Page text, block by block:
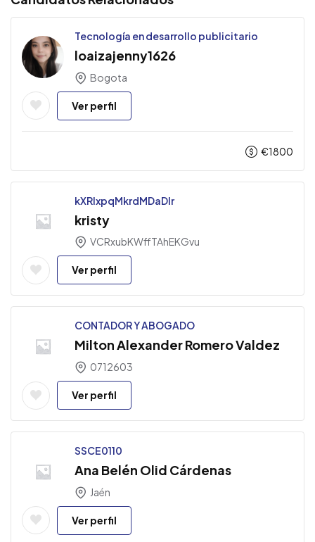
Tecnología en desarrollo publicitario
loaizajenny1626
Bogota
Ver perfil
€1800
kXRlxpqMkrdMDaDIr
kristy
VCRxubKWffTAhEKGvu
Ver perfil
CONTADOR Y ABOGADO
Milton Alexander Romero Valdez
0712603
Ver perfil
SSCE0110
Ana Belén Olid Cárdenas
Jaén
Ver perfil